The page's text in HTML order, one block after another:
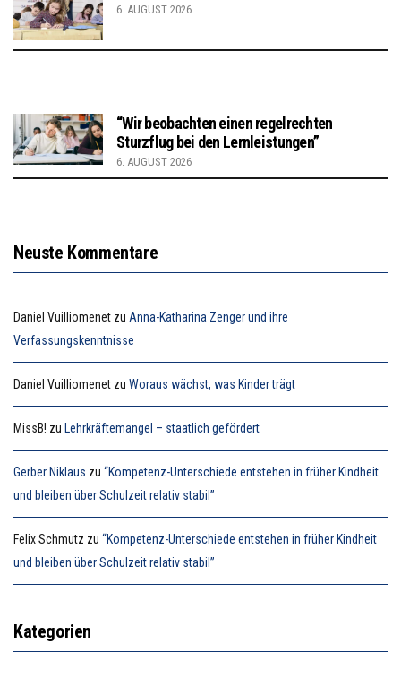
6. AUGUST 2026
“Wir beobachten einen regelrechten
Sturzflug bei den Lernleistungen”
6. AUGUST 2026
Neuste Kommentare
Daniel Vuilliomenet zu Anna-Katharina Zenger und ihre
Verfassungskenntnisse
Daniel Vuilliomenet zu Woraus wächst, was Kinder trägt
MissB! zu Lehrkräftemangel – staatlich gefördert
Gerber Niklaus zu “Kompetenz-Unterschiede entstehen in früher Kindheit
und bleiben über Schulzeit relativ stabil”
Felix Schmutz zu “Kompetenz-Unterschiede entstehen in früher Kindheit
und bleiben über Schulzeit relativ stabil”
Kategorien